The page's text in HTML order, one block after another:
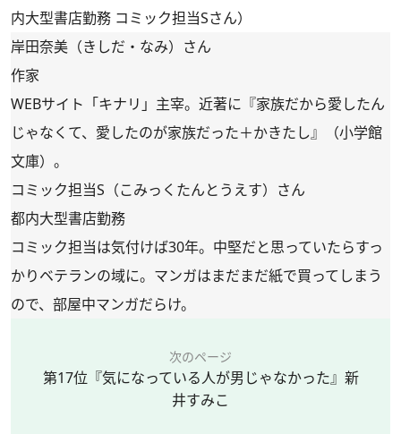
内大型書店勤務 コミック担当Sさん）
岸田奈美（きしだ・なみ）さん
作家
WEBサイト「キナリ」主宰。近著に『家族だから愛したん
じゃなくて、愛したのが家族だった＋かきたし』（小学館
文庫）。
コミック担当S（こみっくたんとうえす）さん
都内大型書店勤務
コミック担当は気付けば30年。中堅だと思っていたらすっ
かりベテランの域に。マンガはまだまだ紙で買ってしまう
ので、部屋中マンガだらけ。
次のページ
第17位『気になっている人が男じゃなかった』新
井すみこ